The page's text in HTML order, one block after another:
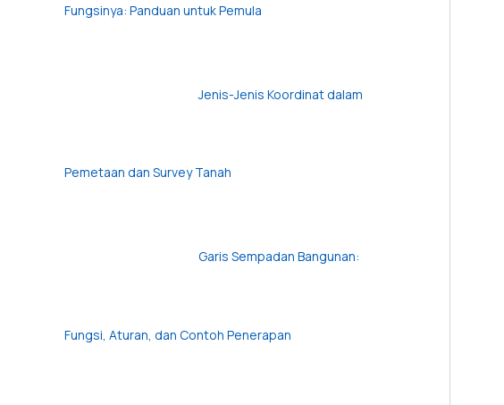
Fungsinya: Panduan untuk Pemula
Jenis-Jenis Koordinat dalam
Pemetaan dan Survey Tanah
Garis Sempadan Bangunan:
Fungsi, Aturan, dan Contoh Penerapan